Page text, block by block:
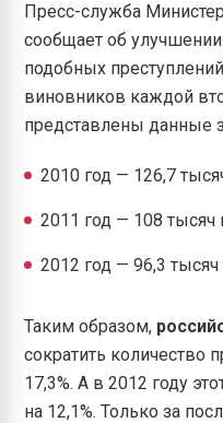
Пресс-служба
сообщает об
подобных
виновников каждой
представлены данные
2010 год — 126,7
2011 год — 108 тысяч
2012 год — 96,3
Таким образом,
сократить количество
17,3%. А в 2012 году
на 12,1%. Только за